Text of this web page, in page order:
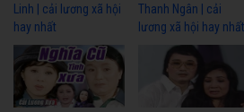
Linh | cải lương xã hội
hay nhất
Thanh Ngân | cải
lương xã hội hay nhất